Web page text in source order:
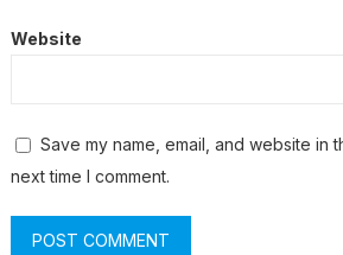
Website
Save my name, email, and website in
next time I comment.